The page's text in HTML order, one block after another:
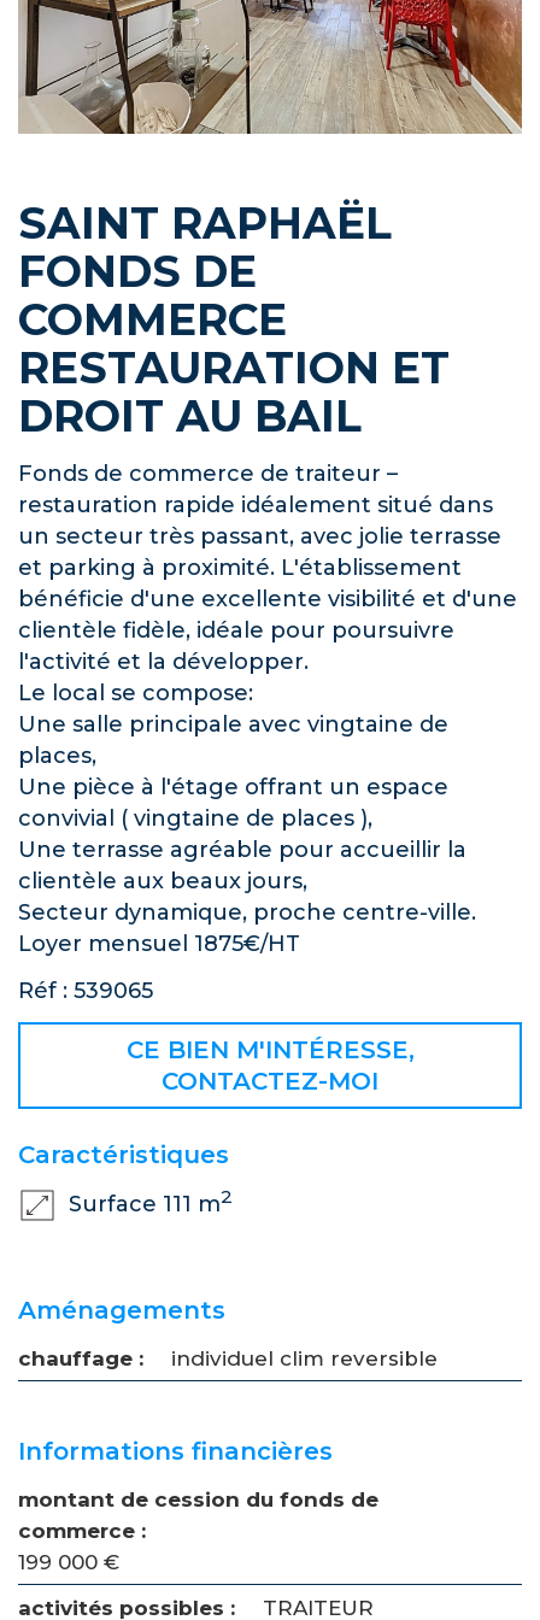
SAINT RAPHAËL
FONDS DE
COMMERCE
RESTAURATION ET
DROIT AU BAIL
Fonds de commerce de traiteur –
restauration rapide idéalement situé dans
un secteur très passant, avec jolie terrasse
et parking à proximité. L'établissement
bénéficie d'une excellente visibilité et d'une
clientèle fidèle, idéale pour poursuivre
l'activité et la développer.
Le local se compose:
Une salle principale avec vingtaine de
places,
Une pièce à l'étage offrant un espace
convivial ( vingtaine de places ),
Une terrasse agréable pour accueillir la
clientèle aux beaux jours,
Secteur dynamique, proche centre-ville.
Loyer mensuel 1875€/HT
Réf : 539065
CE BIEN M'INTÉRESSE,
CONTACTEZ-MOI
Caractéristiques
Surface 111 m2
Aménagements
chauffage : individuel clim reversible
Informations financières
montant de cession du fonds de
commerce :
199 000 €
activités possibles :
TRAITEUR